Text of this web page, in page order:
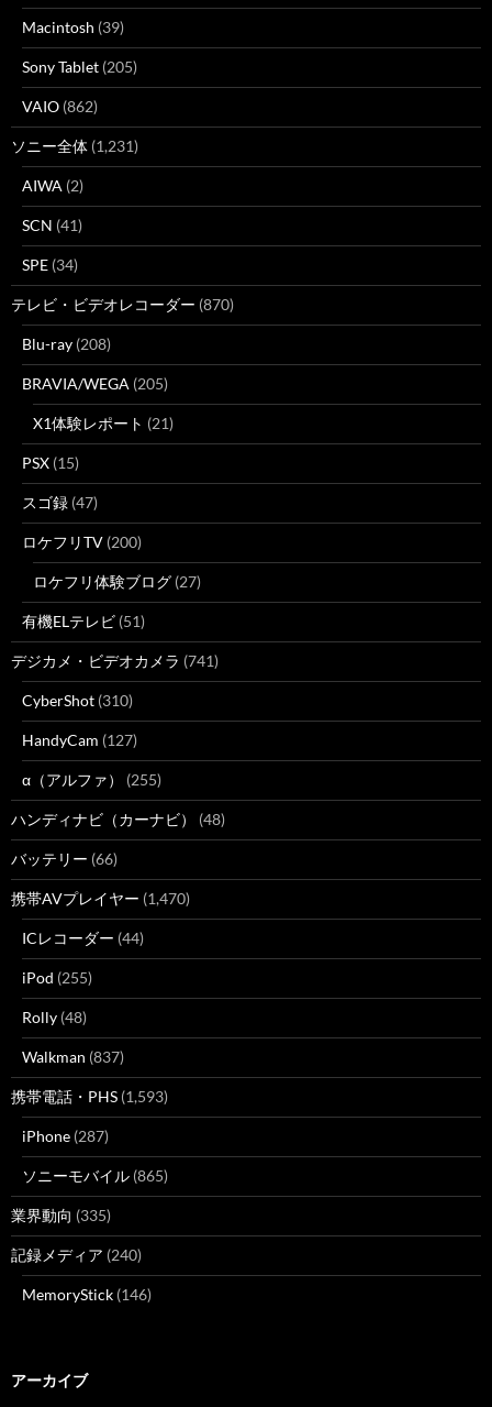
Macintosh (39)
Sony Tablet (205)
VAIO (862)
ソニー全体 (1,231)
AIWA (2)
SCN (41)
SPE (34)
テレビ・ビデオレコーダー (870)
Blu-ray (208)
BRAVIA/WEGA (205)
X1体験レポート (21)
PSX (15)
スゴ録 (47)
ロケフリTV (200)
ロケフリ体験ブログ (27)
有機ELテレビ (51)
デジカメ・ビデオカメラ (741)
CyberShot (310)
HandyCam (127)
α（アルファ） (255)
ハンディナビ（カーナビ） (48)
バッテリー (66)
携帯AVプレイヤー (1,470)
ICレコーダー (44)
iPod (255)
Rolly (48)
Walkman (837)
携帯電話・PHS (1,593)
iPhone (287)
ソニーモバイル (865)
業界動向 (335)
記録メディア (240)
MemoryStick (146)
アーカイブ